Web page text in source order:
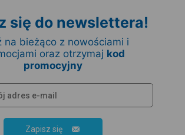
się do newslettera!
na bieżąco z nowościami i
oraz otrzymaj kod
promocyjny
Zapisz się